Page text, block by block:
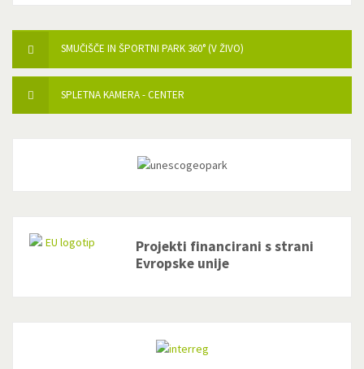
SMUČIŠČE IN ŠPORTNI PARK 360° (V ŽIVO)
SPLETNA KAMERA - CENTER
Projekti financirani s strani
Evropske unije